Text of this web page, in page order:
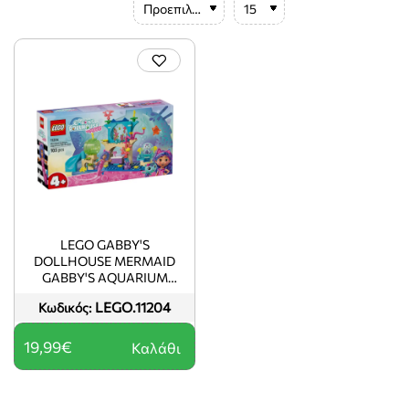
Κωδικός: LEGO.11204
LEGO GABBY'S
DOLLHOUSE MERMAID
GABBY'S AQUARIUM
19,99€ Καλάθι